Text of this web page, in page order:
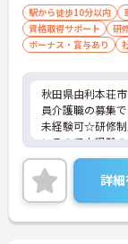
駅から徒歩10分以内
資格取得サポート
研
ボーナス・賞与あり
秋田県由利本荘
員介護職の募集で
未経験可☆研修制
いるので未経験
す♪
ご興味のある方
させていただき
い。
詳